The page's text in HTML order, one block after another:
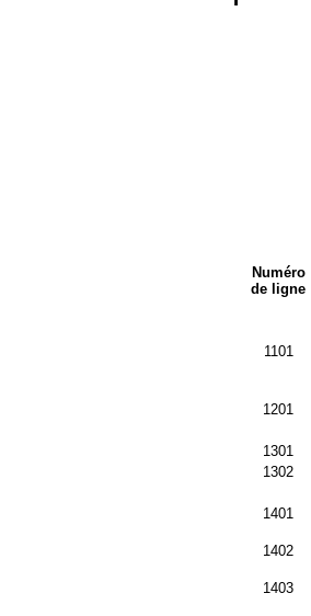
Numéro
de ligne
1101
1201
1301
1302
1401
1402
1403